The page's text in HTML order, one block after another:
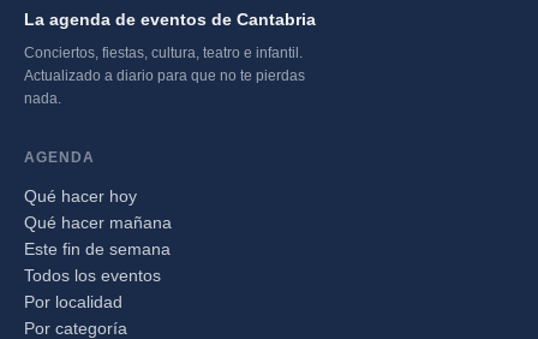
La agenda de eventos de Cantabria
Conciertos, fiestas, cultura, teatro e infantil.
Actualizado a diario para que no te pierdas
nada.
AGENDA
Qué hacer hoy
Qué hacer mañana
Este fin de semana
Todos los eventos
Por localidad
Por categoría